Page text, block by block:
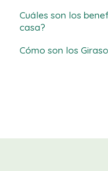
Cuáles son los
casa?
Cómo son los